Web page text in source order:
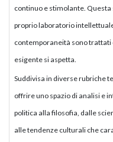
continuo e stimolante.
proprio laboratorio
contemporaneità sono trattati
esigente si aspetta.
Suddivisa in diverse rubriche
offrire uno spazio di analisi e
politica alla filosofia, dalle
alle tendenze culturali che